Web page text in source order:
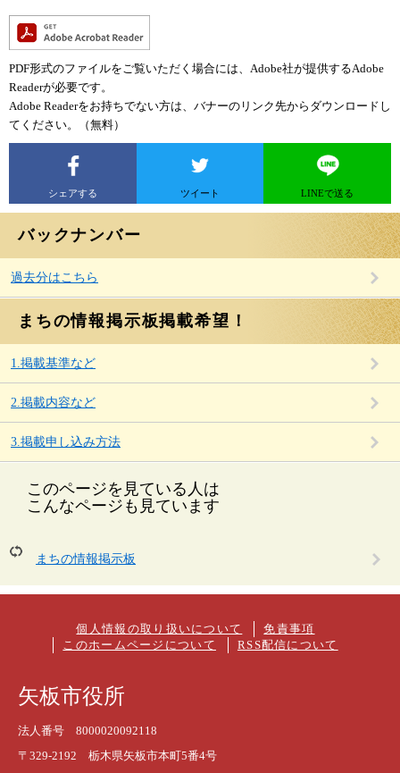
PDF形式のファイルをご覧いただく場合には、Adobe社が提供するAdobe
Readerが必要です。
Adobe Readerをお持ちでない方は、バナーのリンク先からダウンロードし
てください。（無料）
シェアする ツイート LINEで送る
バックナンバー
過去分はこちら
まちの情報掲示板掲載希望！
1.掲載基準など
2.掲載内容など
3.掲載申し込み方法
このページを見ている人は
こんなページも見ています
まちの情報掲示板
個人情報の取り扱いについて
免責事項
このホームページについて
RSS配信について
矢板市役所
法人番号 8000020092118
〒329-2192 栃木県矢板市本町5番4号